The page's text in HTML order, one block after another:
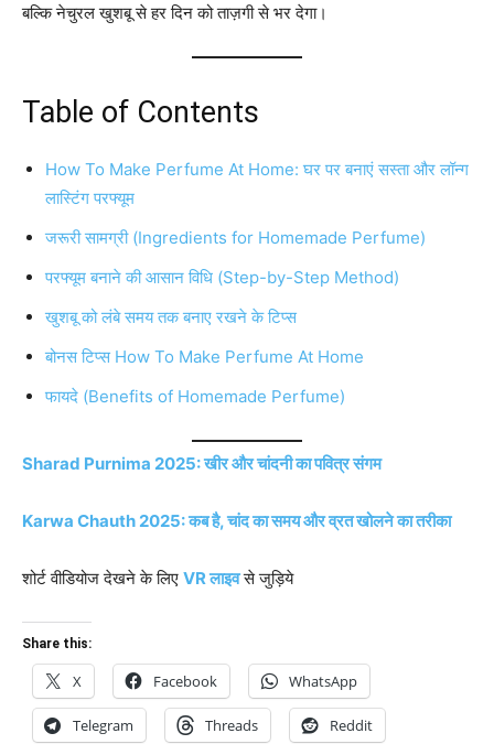
बल्कि नेचुरल खुशबू से हर दिन को ताज़गी से भर देगा।
Table of Contents
How To Make Perfume At Home: घर पर बनाएं सस्ता और लॉन्ग
लास्टिंग परफ्यूम
जरूरी सामग्री (Ingredients for Homemade Perfume)
परफ्यूम बनाने की आसान विधि (Step-by-Step Method)
खुशबू को लंबे समय तक बनाए रखने के टिप्स
बोनस टिप्स How To Make Perfume At Home
फायदे (Benefits of Homemade Perfume)
Sharad Purnima 2025: खीर और चांदनी का पवित्र संगम
Karwa Chauth 2025: कब है, चांद का समय और व्रत खोलने का तरीका
शोर्ट वीडियोज देखने के लिए VR लाइवसे जुड़िये
Share this:
X Facebook WhatsApp
Telegram Threads Reddit